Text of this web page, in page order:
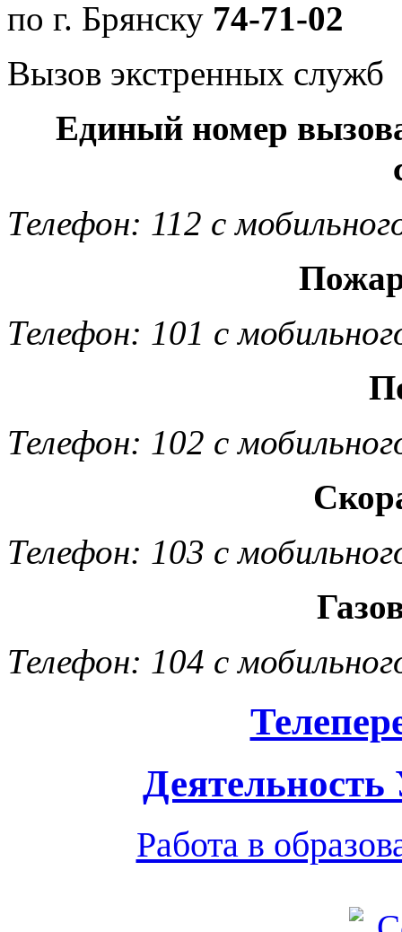
по г. Брянску 74-71-02
Вызов экстренных служб
Единый номер
Телефон: 112 с
Телефон: 101 с
Телефон: 102 с
Телефон: 103 с
Телефон: 104 с
Работа в